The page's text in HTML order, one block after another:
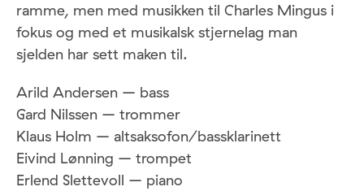
ramme, men med musikken til Charles Mingus i
fokus og med et musikalsk stjernelag man
sjelden har sett maken til.
Arild Andersen – bass
Gard Nilssen – trommer
Klaus Holm – altsaksofon/bassklarinett
Eivind Lønning – trompet
Erlend Slettevoll – piano